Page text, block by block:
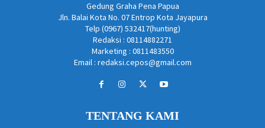
Gedung Graha Pena Papua
Jln. Balai Kota No. 07 Entrop Kota Jayapura
Telp (0967) 532417(hunting)
Redaksi : 08114882271
Marketing : 0811483550
Email : redaksi.cepos@gmail.com
TENTANG KAMI